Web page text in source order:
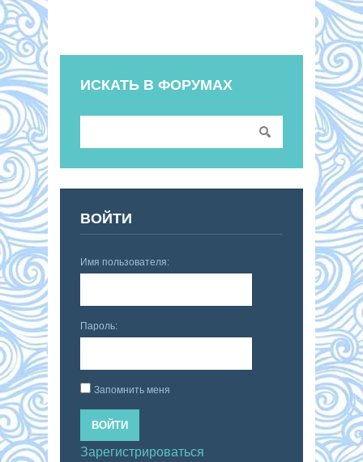
ИСКАТЬ В ФОРУМАХ
ВОЙТИ
Имя пользователя:
Пароль:
Запомнить меня
ВОЙТИ
Зарегистрироваться